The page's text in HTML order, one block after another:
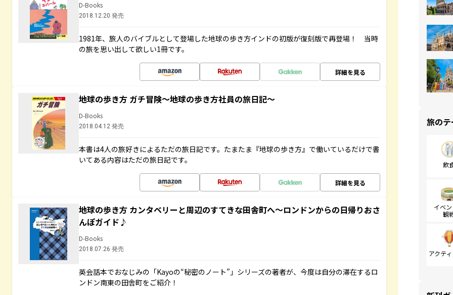
D-Books
2018.12.20 発売
1981年、旅人のバイブルとして登場した地球の歩き方インドの初版が復刻版で再登場！ 当時
の旅を思い出して欲しい1冊です。
詳細を見る
地球の歩き方 ガチ冒険～地球の歩き方社員の旅日記～
D-Books
2018.04.12 発売
本書は4人の旅好きによるただの旅日記です。たまたま『地球の歩き方』で働いているだけで書
いてある内容はただの旅日記です。
詳細を見る
地球の歩き方 カンタベリーと周辺のすてきな田舎町へ～ロンドンからの日帰りおさ
んぽガイド♪
D-Books
2018.07.26 発売
英会話本でおなじみの「Kayoの“秘密のノート”」シリーズの著者が、今度は自分の滞在するロ
ンドン南東の田舎町をご紹介！
旅の
飲
イベ
観
アクテ